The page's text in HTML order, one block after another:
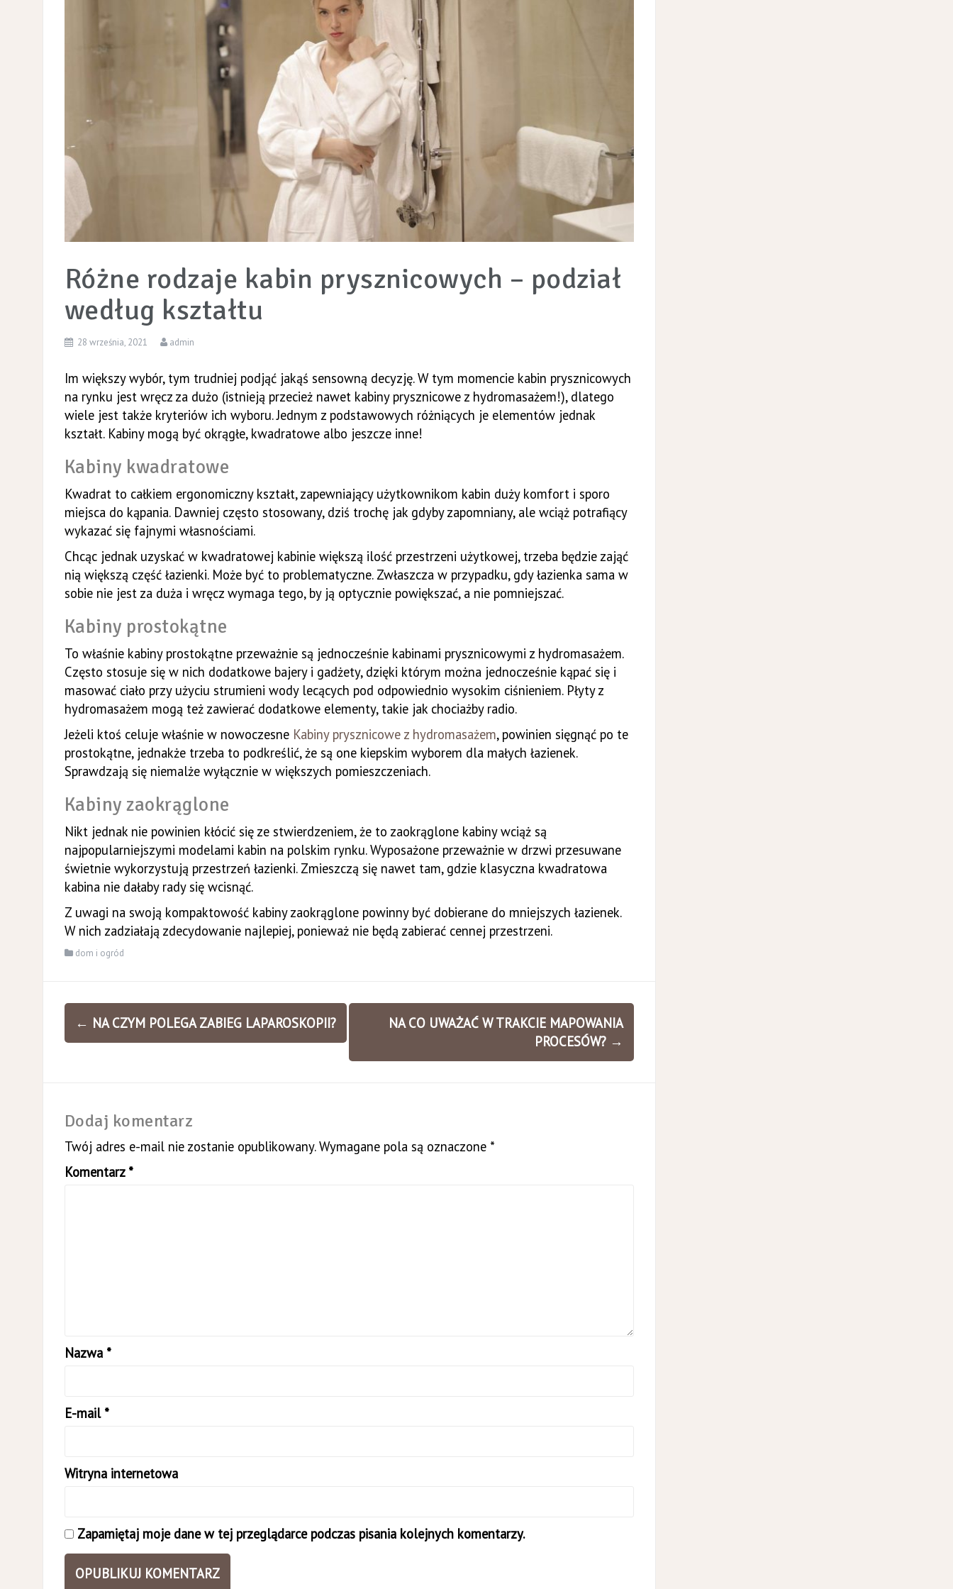
Różne rodzaje kabin prysznicowych – podział
według kształtu
28 września, 2021 admin
Im większy wybór, tym trudniej podjąć jakąś sensowną decyzję. W tym momencie kabin prysznicowych
na rynku jest wręcz za dużo (istnieją przecież nawet kabiny prysznicowe z hydromasażem!), dlatego
wiele jest także kryteriów ich wyboru. Jednym z podstawowych różniących je elementów jednak
kształt. Kabiny mogą być okrągłe, kwadratowe albo jeszcze inne!
Kabiny kwadratowe
Kwadrat to całkiem ergonomiczny kształt, zapewniający użytkownikom kabin duży komfort i sporo
miejsca do kąpania. Dawniej często stosowany, dziś trochę jak gdyby zapomniany, ale wciąż potrafiący
wykazać się fajnymi własnościami.
Chcąc jednak uzyskać w kwadratowej kabinie większą ilość przestrzeni użytkowej, trzeba będzie zająć
nią większą część łazienki. Może być to problematyczne. Zwłaszcza w przypadku, gdy łazienka sama w
sobie nie jest za duża i wręcz wymaga tego, by ją optycznie powiększać, a nie pomniejszać.
Kabiny prostokątne
To właśnie kabiny prostokątne przeważnie są jednocześnie kabinami prysznicowymi z hydromasażem.
Często stosuje się w nich dodatkowe bajery i gadżety, dzięki którym można jednocześnie kąpać się i
masować ciało przy użyciu strumieni wody lecących pod odpowiednio wysokim ciśnieniem. Płyty z
hydromasażem mogą też zawierać dodatkowe elementy, takie jak chociażby radio.
Jeżeli ktoś celuje właśnie w nowoczesne Kabiny prysznicowe z hydromasażem, powinien sięgnąć po te
prostokątne, jednakże trzeba to podkreślić, że są one kiepskim wyborem dla małych łazienek.
Sprawdzają się niemalże wyłącznie w większych pomieszczeniach.
Kabiny zaokrąglone
Nikt jednak nie powinien kłócić się ze stwierdzeniem, że to zaokrąglone kabiny wciąż są
najpopularniejszymi modelami kabin na polskim rynku. Wyposażone przeważnie w drzwi przesuwane
świetnie wykorzystują przestrzeń łazienki. Zmieszczą się nawet tam, gdzie klasyczna kwadratowa
kabina nie dałaby rady się wcisnąć.
Z uwagi na swoją kompaktowość kabiny zaokrąglone powinny być dobierane do mniejszych łazienek.
W nich zadziałają zdecydowanie najlepiej, ponieważ nie będą zabierać cennej przestrzeni.
dom i ogród
Zobacz
wpisy
← NA CZYM POLEGA ZABIEG LAPAROSKOPII?
NA CO UWAŻAĆ W TRAKCIE MAPOWANIA
PROCESÓW? →
Dodaj komentarz
Twój adres e-mail nie zostanie opublikowany. Wymagane pola są oznaczone *
Komentarz *
Nazwa *
E-mail *
Witryna internetowa
Zapamiętaj moje dane w tej przeglądarce podczas pisania kolejnych komentarzy.